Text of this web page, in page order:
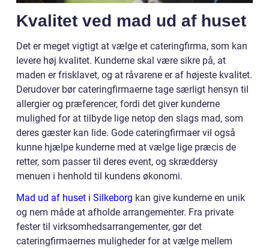
Kvalitet ved mad ud af huset
Det er meget vigtigt at vælge et cateringfirma, som kan
levere høj kvalitet. Kunderne skal være sikre på, at
maden er frisklavet, og at råvarene er af højeste kvalitet.
Derudover bør cateringfirmaerne tage særligt hensyn til
allergier og præferencer, fordi det giver kunderne
mulighed for at tilbyde lige netop den slags mad, som
deres gæster kan lide. Gode cateringfirmaer vil også
kunne hjælpe kunderne med at vælge lige præcis de
retter, som passer til deres event, og skræddersy
menuen i henhold til kundens økonomi.
Mad ud af huset i Silkeborg kan give kunderne en unik
og nem måde at afholde arrangementer. Fra private
fester til virksomhedsarrangementer, gør det
cateringfirmaernes muligheder for at vælge mellem